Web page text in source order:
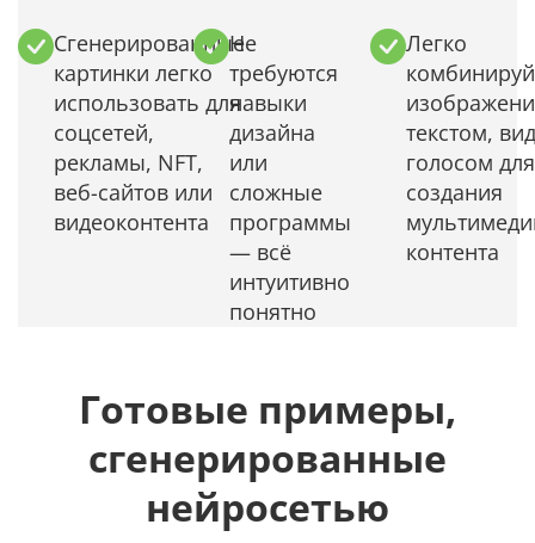
Сгенерированные
картинки легко
использовать для
соцсетей,
рекламы, NFT,
веб-сайтов или
видеоконтента
Не
требуются
навыки
дизайна
или
сложные
программы
— всё
интуитивно
понятно
Легко
текстом,
голосом для
создания
контента
Готовые примеры,
сгенерированные
нейросетью